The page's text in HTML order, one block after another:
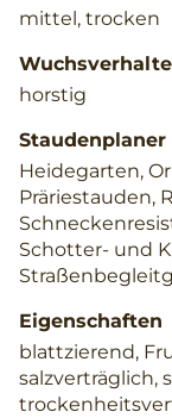
mittel, trocken
horstig
Staudenplaner
Heidegarten,
Präriestauden,
Schotter- und
Eigenschaften
blattzierend,
salzverträglich,